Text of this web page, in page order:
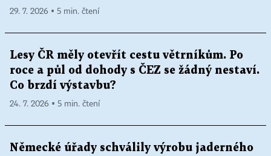
29. 7. 2026 ▪ 5 min. čtení
Lesy ČR měly otevřít cestu větrníkům. Po
roce a půl od dohody s ČEZ se žádný nestaví.
Co brzdí výstavbu?
24. 7. 2026 ▪ 5 min. čtení
Německé úřady schválily výrobu jaderného